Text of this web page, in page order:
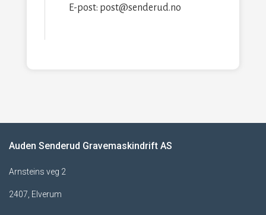
E-post: post@senderud.no
Auden Senderud Gravemaskindrift AS
Arnsteins veg 2
2407, Elverum